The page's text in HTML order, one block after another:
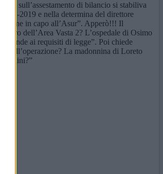
sull’assestamento di bilancio si stabiliva
12-2019 e nella determina del direttore
in capo all’Asur”. Apperò!!! Il
dell’Area Vasta 2? L’ospedale di Osimo
ai requisiti di legge”. Poi chiede
dall’operazione? La madonnina di Loreto